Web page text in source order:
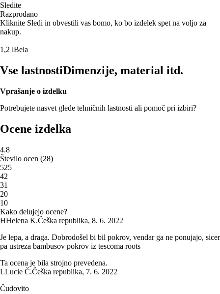
Sledite
Razprodano
Kliknite Sledi in obvestili vas bomo, ko bo izdelek spet na voljo za
nakup.
1,2 lBela
Vse lastnostiDimenzije, material itd.
Vprašanje o izdelku
Potrebujete nasvet glede tehničnih lastnosti ali pomoč pri izbiri?
Ocene izdelka
4.8
Število ocen (28)
525
42
31
20
10
Kako delujejo ocene?
HHelena K.Češka republika, 8. 6. 2022
Je lepa, a draga. Dobrodošel bi bil pokrov, vendar ga ne ponujajo, sicer
pa ustreza bambusov pokrov iz tescoma roots
Ta ocena je bila strojno prevedena.
LLucie Č.Češka republika, 7. 6. 2022
Čudovito